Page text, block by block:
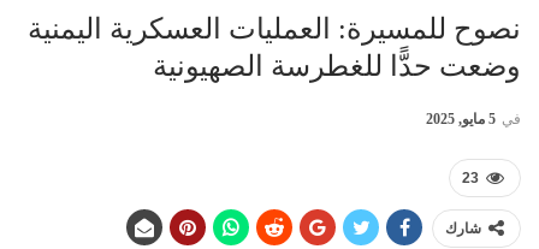
نصوح للمسيرة: العمليات العسكرية اليمنية
وضعت حدًّا للغطرسة الصهيونية
في 5 مايو, 2025
23
شارك